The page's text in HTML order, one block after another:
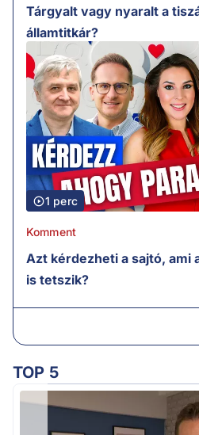
Tárgyalt vagy nyaralt a
államtitkár?
1 perc
Komment
Azt kérdezheti a sajtó, ami
is tetszik?
TOP 5